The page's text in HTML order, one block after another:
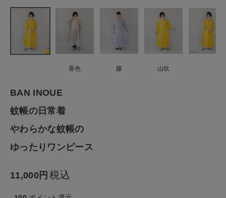
(税込)
CATEGORY
ファッション雑貨
食品
ギフト
香色 藤 山吹
BAN INOUE
蚊帳の日常着
やわらかな蚊帳の
ゆったりワンピース
11,000 税込